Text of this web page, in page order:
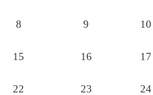
8 9 10
15 16 17
22 23 24